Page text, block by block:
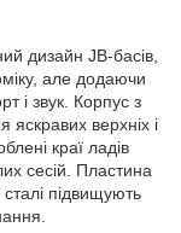
дизайн JB-басів,
але додаючи
і звук. Корпус з
верхніх і
краї ладів
сесій. Пластина
підвищують